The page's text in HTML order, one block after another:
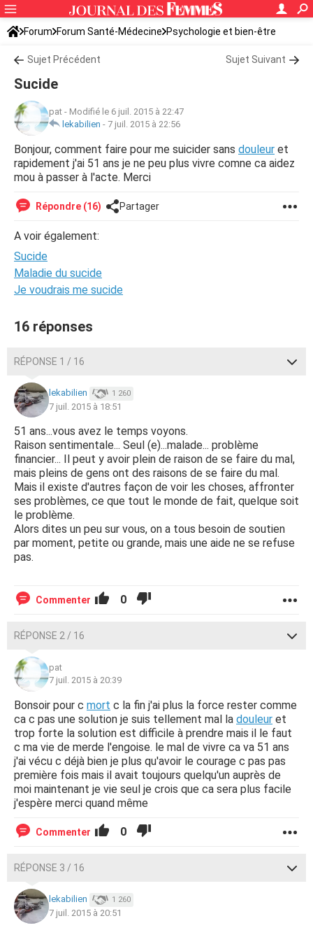
Forum Forum Santé-Médecine Psychologie et bien-être
Sujet Précédent Sujet Suivant
Sucide
pat - Modifié le 6 juil. 2015 à 22:47
lekabilien - 7 juil. 2015 à 22:56
Bonjour, comment faire pour me suicider sans douleur et
rapidement j'ai 51 ans je ne peu plus vivre comne ca aidez
mou à passer à l'acte. Merci
Répondre (16) Partager
A voir également:
Sucide
Maladie du sucide
Je voudrais me sucide
16 réponses
RÉPONSE 1 / 16
lekabilien 1 260
7 juil. 2015 à 18:51
51 ans...vous avez le temps voyons.
Raison sentimentale... Seul (e)...malade... problème
financier... Il peut y avoir plein de raison de se faire du mal,
mais pleins de gens ont des raisons de se faire du mal.
Mais il existe d'autres façon de voir les choses, affronter
ses problèmes, ce que tout le monde de fait, quelque soit
le problème.
Alors dites un peu sur vous, on a tous besoin de soutien
par moment, petite ou grande, mais une aide ne se refuse
pas.
Commenter 0
RÉPONSE 2 / 16
pat
7 juil. 2015 à 20:39
Bonsoir pour c mort c la fin j'ai plus la force rester comme
ca c pas une solution je suis tellement mal la douleur et
trop forte la solution est difficile à prendre mais il le faut
c ma vie de merde l'engoise. le mal de vivre ca va 51 ans
j'ai vécu c déjà bien je plus qu'avoir le courage c pas pas
première fois mais il avait toujours quelqu'un auprès de
moi maintenant je vie seul je crois que ca sera plus facile
j'espère merci quand même
Commenter 0
RÉPONSE 3 / 16
lekabilien 1 260
7 juil. 2015 à 20:51